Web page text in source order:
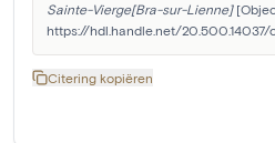
Sainte-Vierge[Bra-sur-Lienne]
https://hdl.handle.net/20.500.14037/
Citering kopiëren